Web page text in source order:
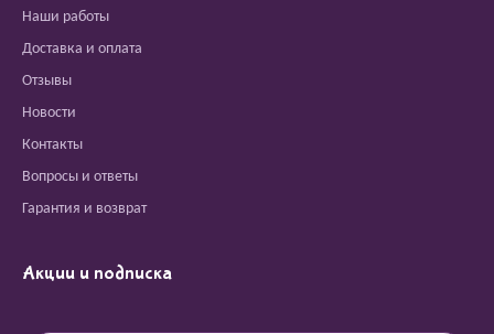
Наши работы
Доставка и оплата
Отзывы
Новости
Контакты
Вопросы и ответы
Гарантия и возврат
Акции и подписка